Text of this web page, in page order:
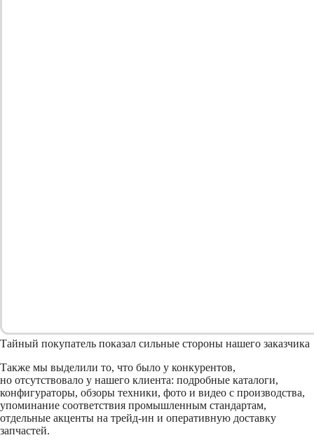
Тайный покупатель показал сильные стороны нашего заказчика
Также мы выделили то, что было у конкурентов,
но отсутствовало у нашего клиента: подробные каталоги,
конфигураторы, обзоры техники, фото и видео с производства,
упоминание соответствия промышленным стандартам,
отдельные акценты на трейд-ин и оперативную доставку
запчастей.